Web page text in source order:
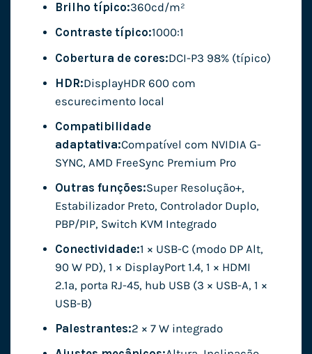
Brilho típico:360cd/m²
Contraste típico:1000:1
Cobertura de cores:DCI-P3 98% (típico)
HDR:DisplayHDR 600 com
escurecimento local
Compatibilidade
adaptativa:Compatível com NVIDIA G-
SYNC, AMD FreeSync Premium Pro
Outras funções:Super Resolução+,
Estabilizador Preto, Controlador Duplo,
PBP/PIP, Switch KVM Integrado
Conectividade:1 × USB-C (modo DP Alt,
90 W PD), 1 × DisplayPort 1.4, 1 × HDMI
2.1a, porta RJ-45, hub USB (3 × USB-A, 1 ×
USB-B)
Palestrantes:2 × 7 W integrado